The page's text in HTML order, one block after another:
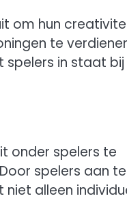
om hun
te
spelers in staat
onder spelers te
spelers aan te
alleen